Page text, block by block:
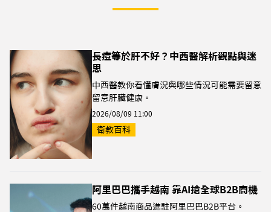
長痘等於肝不好？中西醫解析觀點與迷
思
中西醫教你看懂膚況與哪些情況可能需要留意
留意肝臟健康。
2026/08/09 11:00
衛教百科
阿里巴巴攜手越南 靠AI搶全球B2B商機
60萬件越南商品進駐阿里巴巴B2B平台。